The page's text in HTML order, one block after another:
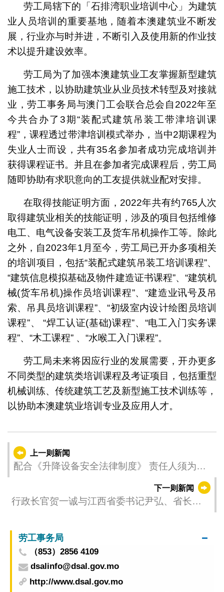
劳工局辖下的「石排湾职业培训中心」为建筑
业人员培训的重要基地，随着本澳建筑业不断发
展，行业亦与时并进，不断引入及使用新的作业技
术以提升建设效率。
劳工局为了加强本澳建筑业工友掌握新型建筑
施工技术，以协助建筑业从业员技术转型及对接就
业，劳工事务局与澳门工会联合总会自2022年至
今共合办了3期“装配式建筑吊装工带津培训课
程”，课程透过带津培训模式举办，当中2期课程为
失业人士而设，共有35名参加者成功完成培训并
获得课程证书。并且在参加者完成课程后，劳工局
随即协助有求职意向的工友提供就业配对安排。
在取得技能证明方面，2022年共有约765人次
取得建筑业相关的技能证明，涉及的项目包括维修
电工、电气设备安装工及货车吊机操作工等。除此
之外，自2023年1月至今，劳工局已开办多项相关
的培训项目，包括“装配式建筑吊装工培训课程”、
“建筑信息模拟基础及物件建造证书课程”、“建筑机
械(货车吊机)操作员培训课程”、“建造业讯号及吊
索、吊具员培训课程”、“初级室内设计绘图员培训
课程”、 “焊工认证(基础)课程”、“电工入门实务课
程”、“木工课程” 、“水喉工入门课程”。
劳工局未来将因应行业的发展需要，开办更多
不同类型的建筑类培训课程及考证项目，包括重型
机械训练、传统建筑工艺及新型施工技术训练等，
以协助本澳建筑业培训专业及应用人才。
上一则新闻
配合《升降设备安全法律制度》 责任人须为升
下一则新闻
行政长官贺一诚与江西省委书记尹弘、省长叶
劳工事务局
（853）2856 4109
dsalinfo@dsal.gov.mo
http://www.dsal.gov.mo